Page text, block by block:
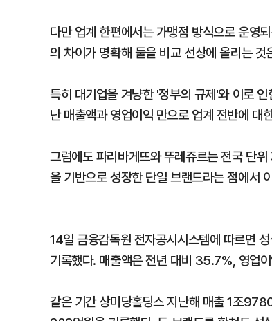
다만 업계 한편에서는 가맹점 방식으로 운영
의 차이가 명확해 둘을 비교 선상에 올리는
특히 대기업을 겨냥한 '정부의 규제'와 이로
난 매출액과 영업이익 만으로 업계 전반에 대
그럼에도 파리바게뜨와 뚜레쥬르는 전국 단
을 기반으로 성장한 단일 브랜드라는 점에서
14일 금융감독원 전자공시시스템에 따르면
기록했다. 매출액은 전년 대비 35.7%, 영업
같은 기간 상미당홀딩스 지난해 매출 1조